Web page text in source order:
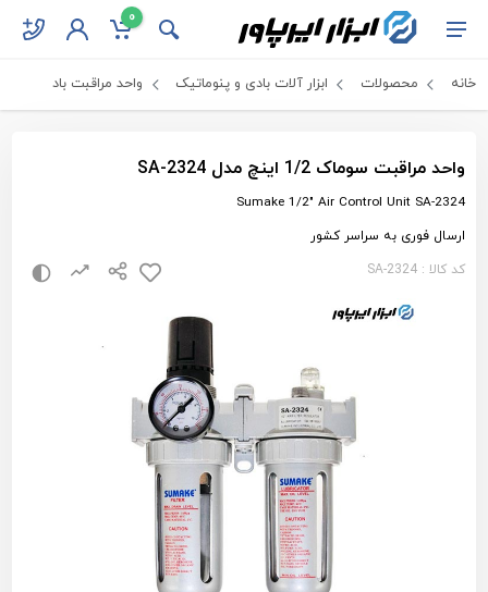
0
خانه محصولات ابزار آلات بادی و پنوماتیک واحد مراقبت باد
واحد مراقبت سوماک 1/2 اینچ مدل SA-2324
Sumake 1/2" Air Control Unit SA-2324
ارسال فوری به سراسر کشور
کد کالا : SA-2324